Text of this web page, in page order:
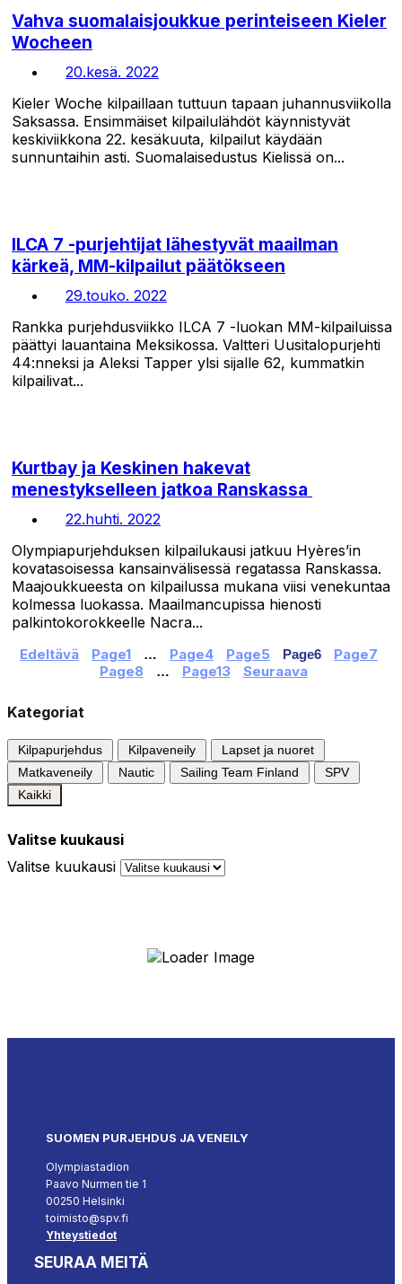
Vahva suomalaisjoukkue perinteiseen Kieler
Wocheen
20.kesä. 2022
Kieler Woche kilpaillaan tuttuun tapaan juhannusviikolla
Saksassa. Ensimmäiset kilpailulähdöt käynnistyvät
keskiviikkona 22. kesäkuuta, kilpailut käydään
sunnuntaihin asti. Suomalaisedustus Kielissä on...
ILCA 7 -purjehtijat lähestyvät maailman
kärkeä, MM-kilpailut päätökseen
29.touko. 2022
Rankka purjehdusviikko ILCA 7 -luokan MM-kilpailuissa
päättyi lauantaina Meksikossa. Valtteri Uusitalopurjehti
44:nneksi ja Aleksi Tapper ylsi sijalle 62, kummatkin
kilpailivat...
Kurtbay ja Keskinen hakevat
menestykselleen jatkoa Ranskassa
22.huhti. 2022
Olympiapurjehduksen kilpailukausi jatkuu Hyères’in
kovatasoisessa kansainvälisessä regatassa Ranskassa.
Maajoukkueesta on kilpailussa mukana viisi venekuntaa
kolmessa luokassa. Maailmancupissa hienosti
palkintokorokkeelle Nacra...
Edeltävä Page1 … Page4 Page5 Page6 Page7
Page8 … Page13 Seuraava
Kategoriat
Kilpapurjehdus Kilpaveneily
Lapset ja nuoret
Matkaveneily
Nautic Sailing Team Finland
SPV
Kaikki
Valitse kuukausi
Valitse kuukausi
SUOMEN PURJEHDUS JA VENEILY
Olympiastadion
Paavo Nurmen tie 1
00250 Helsinki
toimisto@spv.fi
Yhteystiedot
SEURAA MEITÄ